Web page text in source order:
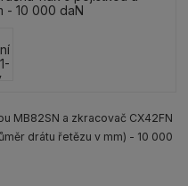
MB82SN a zkracovač CX42FN
drátu řetězu v mm) - 10 000